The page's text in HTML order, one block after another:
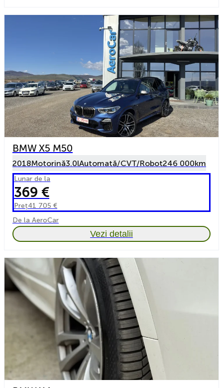
BMW X5 M50
2018Motorină3.0lAutomată/CVT/Robot246 000km
Lunar de la
369 €
Preț41 705 €
De la AeroCar
Vezi detalii